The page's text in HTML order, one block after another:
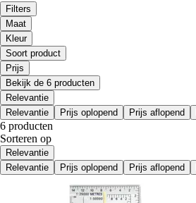
Filters
Maat
Kleur
Soort product
Prijs
Bekijk de 6 producten
Relevantie
Relevantie
Prijs oplopend Prijs aflopend
6 producten
Sorteren op
Relevantie
Relevantie
Prijs oplopend Prijs aflopend